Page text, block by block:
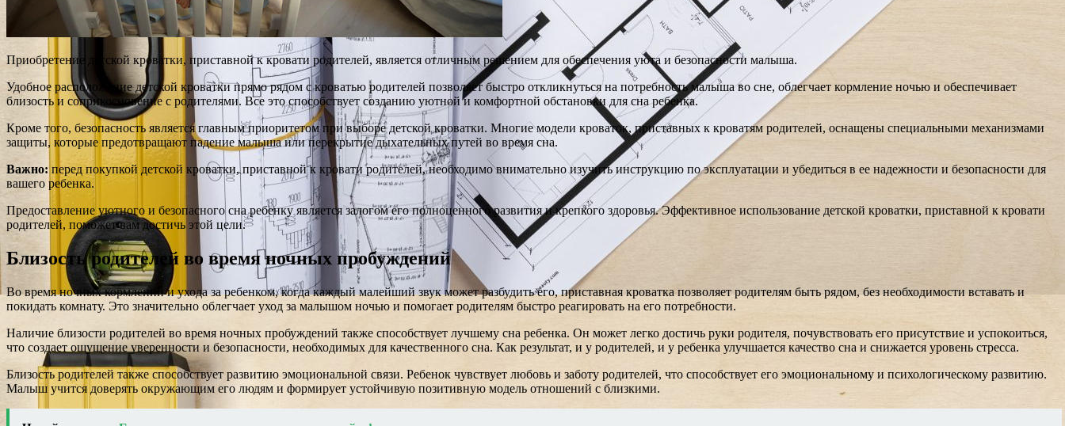
Приобретение детской кроватки, приставной к кровати родителей, является отличным решением для обеспечения уюта и безопасности малыша.
Удобное расположение детской кроватки прямо рядом с кроватью родителей позволяет быстро откликнуться на потребность малыша во сне, облегчает кормление ночью и обеспечивает
близость и соприкосновение с родителями. Все это способствует созданию уютной и комфортной обстановки для сна ребенка.
Кроме того, безопасность является главным приоритетом при выборе детской кроватки. Многие модели кроваток, приставных к кроватям родителей, оснащены специальными механизмами
защиты, которые предотвращают падение малыша или перекрытие дыхательных путей во время сна.
Важно: перед покупкой детской кроватки, приставной к кровати родителей, необходимо внимательно изучить инструкцию по эксплуатации и убедиться в ее надежности и безопасности для
вашего ребенка.
Предоставление уютного и безопасного сна ребенку является залогом его полноценного развития и крепкого здоровья. Эффективное использование детской кроватки, приставной к кровати
родителей, поможет вам достичь этой цели.
Близость родителей во время ночных пробуждений
Во время ночных кормлений и ухода за ребенком, когда каждый малейший звук может разбудить его, приставная кроватка позволяет родителям быть рядом, без необходимости вставать и
покидать комнату. Это значительно облегчает уход за малышом ночью и помогает родителям быстро реагировать на его потребности.
Наличие близости родителей во время ночных пробуждений также способствует лучшему сна ребенка. Он может легко достичь руки родителя, почувствовать его присутствие и успокоиться,
что создает ощущение уверенности и безопасности, необходимых для качественного сна. Как результат, и у родителей, и у ребенка улучшается качество сна и снижается уровень стресса.
Близость родителей также способствует развитию эмоциональной связи. Ребенок чувствует любовь и заботу родителей, что способствует его эмоциональному и психологическому развитию.
Малыш учится доверять окружающим его людям и формирует устойчивую позитивную модель отношений с близкими.